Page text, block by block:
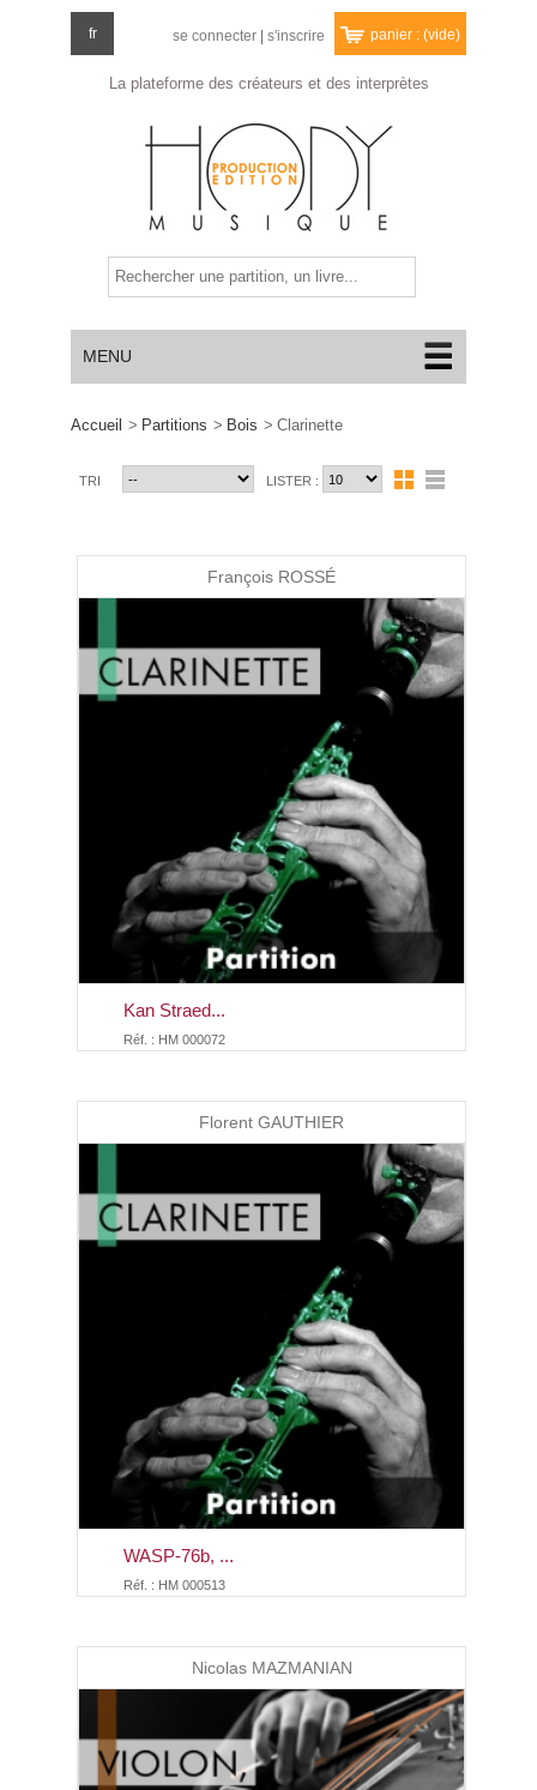
La plateforme des créateurs et des interprètes
fr se connecter s'inscrire panier : (vide)
MENU
Accueil > Partitions > Bois > Clarinette
TRI LISTER :
François ROSSÉ
Kan Straed...
Réf. : HM 000072
Florent GAUTHIER
WASP-76b, ...
Réf. : HM 000513
Nicolas MAZMANIAN